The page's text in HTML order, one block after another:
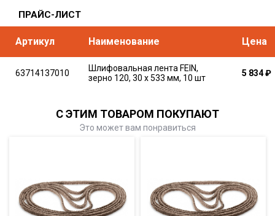
ПРАЙС-ЛИСТ
Артикул Наименование Цена
63714137010
Шлифовальная лента FEIN,
зерно 120, 30 x 533 мм, 10 шт
5 834₽
С ЭТИМ ТОВАРОМ ПОКУПАЮТ
Это может вам понравиться